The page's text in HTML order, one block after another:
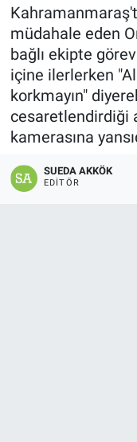
müdahale eden
bağlı ekipte
içine ilerlerken
korkmayın"
cesaretlendirdiği
kamerasına
SUEDA AKKÖK
EDITÖR
DÜNYA
EKONOMİ
SİYASET
SAĞLIK
YAŞAM
Son Dakika
Haber Arşivi